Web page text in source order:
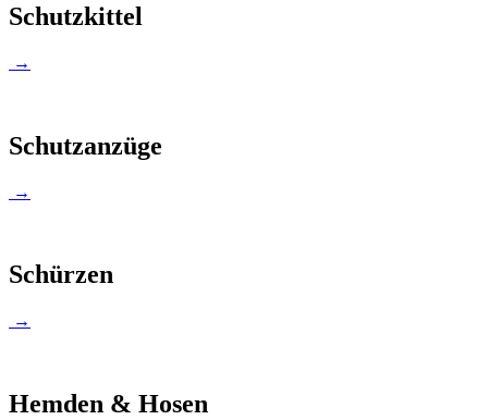
Schutzkittel
→
Schutzanzüge
→
Schürzen
→
Hemden & Hosen